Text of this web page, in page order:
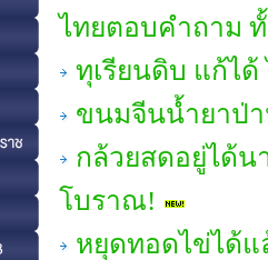
ไทยตอบคำถาม ทั้
ทุเรียนดิบ แก้ได้
ขนมจีนน้ำยาป่า
กล้วยสดอยู่ได้น
โบราณ!
หยุดทอดไข่ได้แ